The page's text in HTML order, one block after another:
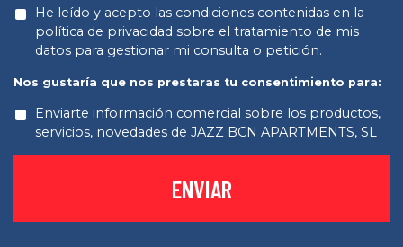
He leído y acepto las condiciones contenidas en la
política de privacidad sobre el tratamiento de mis
datos para gestionar mi consulta o petición.
Nos gustaría que nos prestaras tu consentimiento para:
Enviarte información comercial sobre los productos,
servicios, novedades de JAZZ BCN APARTMENTS, SL
ENVIAR